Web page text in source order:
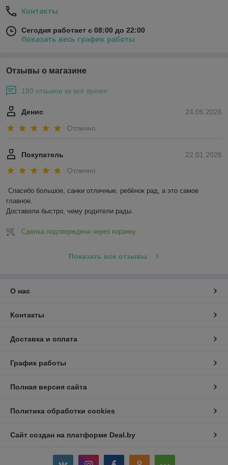
Контакты
Сегодня работает с 08:00 до 22:00
Показать весь график работы
Отзывы о магазине
180 отзывов за всё время
24.06.2026
Денис
Отлично
22.01.2026
Покупатель
Отлично
Спасибо большое, санки отличные, ребёнок рад, а это самое
главное.
Доставили быстро, чему родители рады.
Сделка подтверждена через корзину
Показать все отзывы
О нас
Контакты
Доставка и оплата
График работы
Полная версия сайта
Политика обработки cookies
Сайт создан на платформе Deal.by